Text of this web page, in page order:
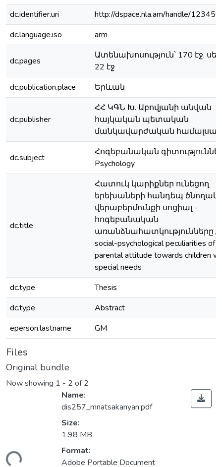
dc.identifier.uri
http://dspace.nla.am/handle/
dc.language.iso
arm
dc.pages
Ատենախոսություն՝ 170 էջ,
22 էջ
dc.publication.place
Երևան
dc.publisher
ՀՀ ԿԳՆ Խ. Աբովյանի անվան
հայկական պետական
մանկավարժական
dc.subject
Հոգեբանական
Psychology
dc.title
Հատուկ կարիքներ ունեցող
երեխաների հանդեպ
վերաբերմունքի սոցիալ -
հոգեբանական
առանձնահատկությունները /
social-psychological peculiarities of
parental attitude towards children
special needs
dc.type
Thesis
dc.type
Abstract
eperson.lastname
GM
Files
Original bundle
Now showing 1 - 2 of 2
Name:
dis257_mnatsakanyan.pdf
Size:
1.98 MB
Format:
Adobe Portable Document